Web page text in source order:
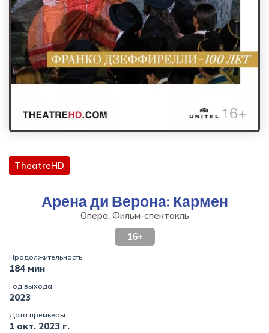
TheatreHD
Арена ди Верона: Кармен
Опера, Фильм-спектакль
16+
Продолжительность:
184 мин
Год выхода:
2023
Дата премьеры:
1 окт. 2023 г.